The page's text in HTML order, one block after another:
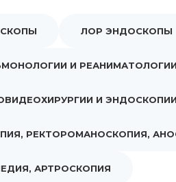
ЛОР ЭНДОСКОПЫ
И РЕАНИМАТОЛОГИИ
И ЭНДОСКОПИИ
РЕКТОРОМАНОСКОПИЯ,
АРТРОСКОПИЯ